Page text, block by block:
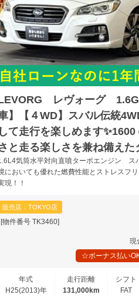
レヴォーグ
】【４WD】スバル伝統
して走行を楽しめます
と走る楽しさを兼ね備えた
気筒水平対向直噴ターボエンジン
においても優れた燃費性能とストレスフ
現！！
販売店：TOKYO店
[物件番号 TK3460]
現
☆ボーナス払い
年式
H25(2013)年
走行距離
131,000km
シフト
FAT